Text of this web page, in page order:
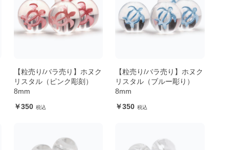
【粒売り/バラ売り】ホヌク
リスタル（ピンク彫刻）
8mm
350
【粒売り/バラ売り】ホヌク
リスタル（ブルー彫り）
8mm
350